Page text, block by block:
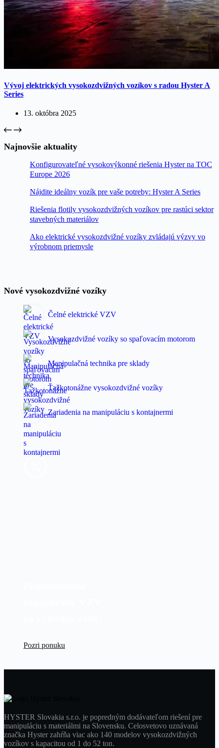
Vývoj elektrických vysokozdvižných vozíkov s radou Hyster A
Series
13. októbra 2025
Najnovšie aktuality
Konfigurovateľné vysokovýkonné riešenia Hyster na TOC
Europe 2026
Nájdite ideálny vozík pre vaše potreby: Hyster A Series
Riešenia flotily vysokozdvižných vozíkov pre rastúci sektor
stavebných materiálov
Ako elektrické vysokozdvižné vozíky zvládajú výzvy vo
výrobnom priemysle
Nové vysokozdvižné vozíky
Čelné elektrické VZV
Vysokozdvižné vozíky so spaľovacím motorom
Manipulačná technika pre sklady
Ťažkotonážne vysokozdvižné vozíky
Zariadenia na manipuláciu s kontajnermi
Pozri ponuku
HYSTER Slovakia s.r.o. je popredným dodávateľom riešení pre
manipuláciu s materiálmi na Slovensku. Celosvetovo uznávaná
značka Hyster zahŕňa viac ako 140 modelov vysokozdvižných
vozíkov s kapacitou od 1 do 52 ton.